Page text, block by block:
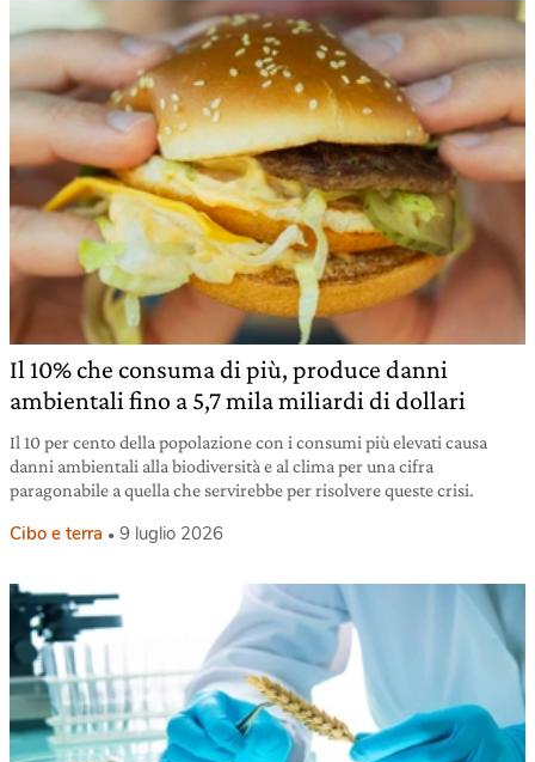
Il 10% che consuma di più, produce danni
ambientali fino a 5,7 mila miliardi di dollari
Il 10 per cento della popolazione con i consumi più elevati causa
danni ambientali alla biodiversità e al clima per una cifra
paragonabile a quella che servirebbe per risolvere queste crisi.
Cibo e terra 9 luglio 2026